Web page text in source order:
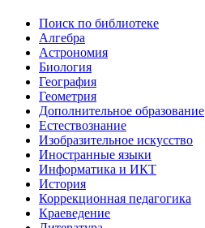
Поиск по библиотеке
Алгебра
Астрономия
Биология
География
Геометрия
Дополнительное образование
Естествознание
Изобразительное искусство
Иностранные языки
Информатика и ИКТ
История
Коррекционная педагогика
Краеведение